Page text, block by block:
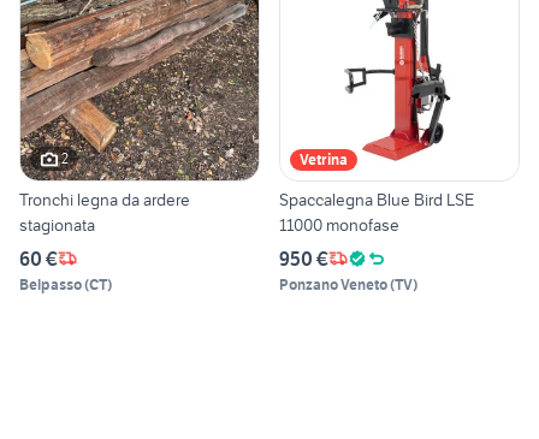
2
Tronchi legna da ardere
stagionata
60 €
Belpasso(CT)
Vetrina
Spaccalegna Blue Bird LSE
11000 monofase
950 €
Ponzano Veneto(TV)